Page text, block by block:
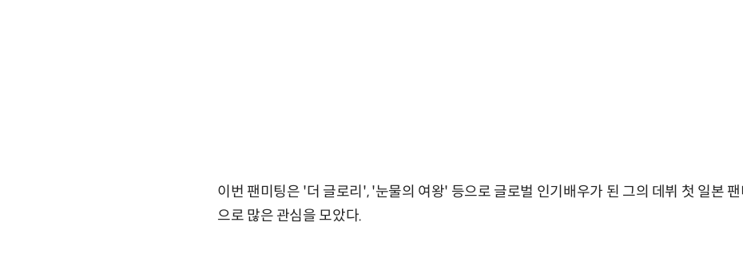
이번 팬미팅은 '더 글로리', '눈물의 여왕' 등으로 글로벌 인기배우가 된 그의 데뷔 첫 일본
으로 많은 관심을 모았다.